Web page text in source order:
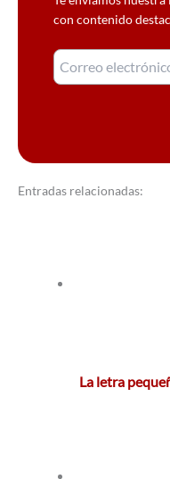
con contenido
Entradas relacionadas:
La letra